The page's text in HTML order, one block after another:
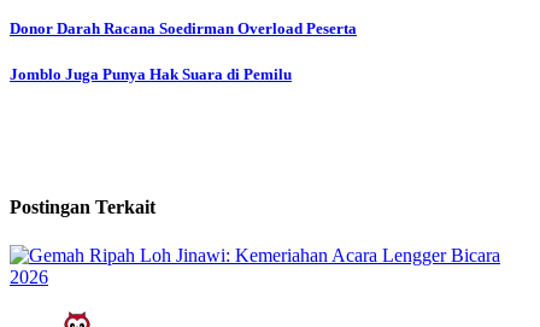
Donor Darah Racana Soedirman Overload Peserta
Jomblo Juga Punya Hak Suara di Pemilu
Postingan Terkait